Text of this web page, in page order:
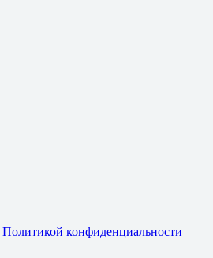
Политикой конфиденциальности